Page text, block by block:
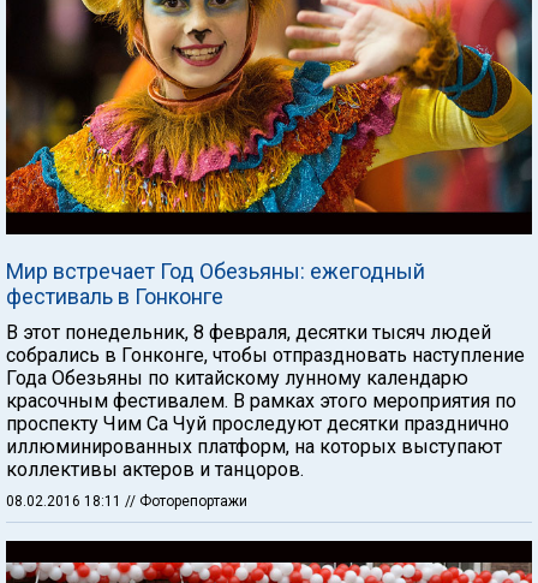
Мир встречает Год Обезьяны: ежегодный
фестиваль в Гонконге
В этот понедельник, 8 февраля, десятки тысяч людей
собрались в Гонконге, чтобы отпраздновать наступление
Года Обезьяны по китайскому лунному календарю
красочным фестивалем. В рамках этого мероприятия по
проспекту Чим Са Чуй проследуют десятки празднично
иллюминированных платформ, на которых выступают
коллективы актеров и танцоров.
08.02.2016 18:11 // Фоторепортажи